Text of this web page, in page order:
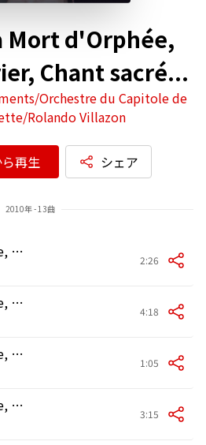
Mort d'Orphée,
Chant sacré...
Orchestre du Capitole de
Rolando Villazon
再生 シェア
2010年 - 13曲
La Mort d'Orphée, H. 25: I. Introduction 2:26
La Mort d'Orphée, H. 25: II. "Prêtresses de Bacchus ... Ô seul bien qui me reste !" (Tenor) 4:18
La Mort d'Orphée, H. 25: III. "Quels cris affreux se font entendre ?" (Tenor) 1:05
La Mort d'Orphée, H. 25: IV. "Ô Dieu puissant, fils de Latone ... Ô Bacchus Evoé !" (Tenor, Chorus) 3:15